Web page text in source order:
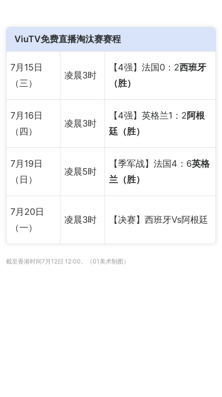
ViuTV免费直播淘汰赛赛程
7月15日
（三）
凌晨3时
【4强】法国0：2西班牙
（胜）
7月16日
（四）
凌晨3时
【4强】英格兰1：2阿根
廷（胜）
7月19日
（日）
凌晨5时
【季军战】法国4：6英格
兰（胜）
7月20日
（一）
凌晨3时 【决赛】西班牙Vs阿根廷
截至香港时间7月12日 12:00。（01美术制图）